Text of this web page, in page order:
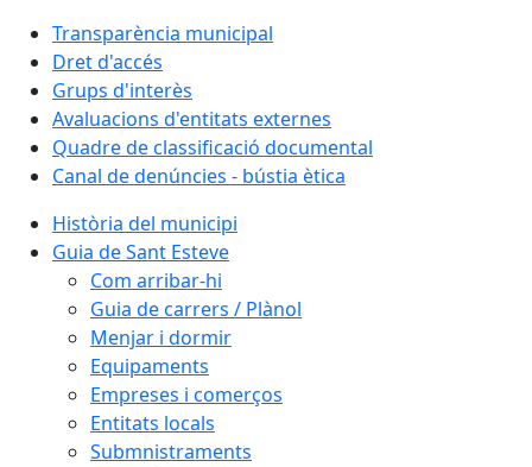
Transparència municipal
Dret d'accés
Grups d'interès
Avaluacions d'entitats externes
Quadre de classificació documental
Canal de denúncies - bústia ètica
Història del municipi
Guia de Sant Esteve
Com arribar-hi
Guia de carrers / Plànol
Menjar i dormir
Equipaments
Empreses i comerços
Entitats locals
Submnistraments